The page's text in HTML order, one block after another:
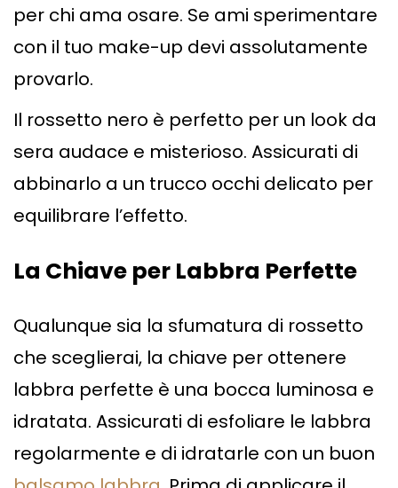
per chi ama osare. Se ami sperimentare
con il tuo make-up devi assolutamente
provarlo.
Il rossetto nero è perfetto per un look da
sera audace e misterioso. Assicurati di
abbinarlo a un trucco occhi delicato per
equilibrare l’effetto.
La Chiave per Labbra Perfette
Qualunque sia la sfumatura di rossetto
che sceglierai, la chiave per ottenere
labbra perfette è una bocca luminosa e
idratata. Assicurati di esfoliare le labbra
regolarmente e di idratarle con un buon